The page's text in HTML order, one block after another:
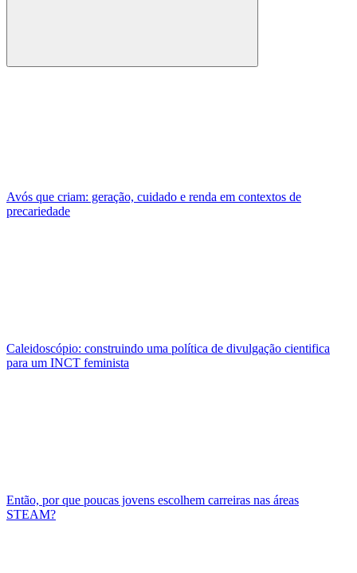
Buscar
Avós que criam: geração, cuidado e renda em contextos de
precariedade
Caleidoscópio: construindo uma política de divulgação cientifica
para um INCT feminista
Então, por que poucas jovens escolhem carreiras nas áreas
STEAM?